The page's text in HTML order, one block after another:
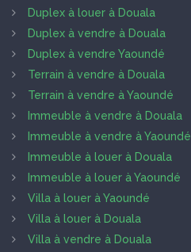
Duplex à louer à Douala
Duplex à vendre à Douala
Duplex à vendre Yaoundé
Terrain à vendre à Douala
Terrain à vendre à Yaoundé
Immeuble à vendre à Douala
Immeuble à vendre à Yaoundé
Immeuble à louer à Douala
Immeuble à louer à Yaoundé
Villa à louer à Yaoundé
Villa à louer à Douala
Villa à vendre à Douala